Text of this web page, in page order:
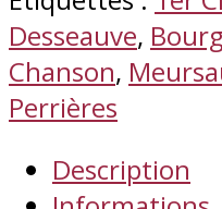
Desseauve,
Chanson,
Perrières
Description